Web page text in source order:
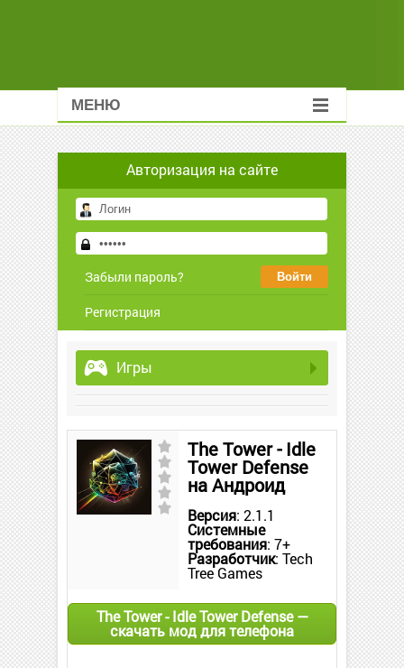
МЕНЮ
Авторизация на сайте
Забыли пароль?
Регистрация
Игры
The Tower - Idle
Tower Defense
на Андроид
Версия: 2.1.1
Системные
требования: 7+
Разработчик: Tech
Tree Games
The Tower - Idle Tower Defense —
скачать мод для телефона